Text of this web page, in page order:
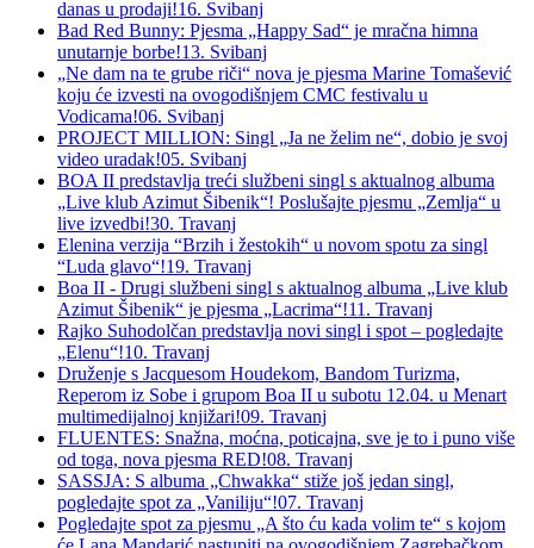
danas u prodaji!16. Svibanj
Bad Red Bunny: Pjesma „Happy Sad“ je mračna himna
unutarnje borbe!13. Svibanj
„Ne dam na te grube riči“ nova je pjesma Marine Tomašević
koju će izvesti na ovogodišnjem CMC festivalu u
Vodicama!06. Svibanj
PROJECT MILLION: Singl „Ja ne želim ne“, dobio je svoj
video uradak!05. Svibanj
BOA II predstavlja treći službeni singl s aktualnog albuma
„Live klub Azimut Šibenik“! Poslušajte pjesmu „Zemlja“ u
live izvedbi!30. Travanj
Elenina verzija “Brzih i žestokih“ u novom spotu za singl
“Luda glavo“!19. Travanj
Boa II - Drugi službeni singl s aktualnog albuma „Live klub
Azimut Šibenik“ je pjesma „Lacrima“!11. Travanj
Rajko Suhodolčan predstavlja novi singl i spot – pogledajte
„Elenu“!10. Travanj
Druženje s Jacquesom Houdekom, Bandom Turizma,
Reperom iz Sobe i grupom Boa II u subotu 12.04. u Menart
multimedijalnoj knjižari!09. Travanj
FLUENTES: Snažna, moćna, poticajna, sve je to i puno više
od toga, nova pjesma RED!08. Travanj
SASSJA: S albuma „Chwakka“ stiže još jedan singl,
pogledajte spot za „Vaniliju“!07. Travanj
Pogledajte spot za pjesmu „A što ću kada volim te“ s kojom